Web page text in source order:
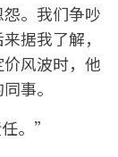
。我们争吵
据我了解，
风波时，他
事。
。”